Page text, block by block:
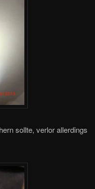
sollte, verlor allerdings